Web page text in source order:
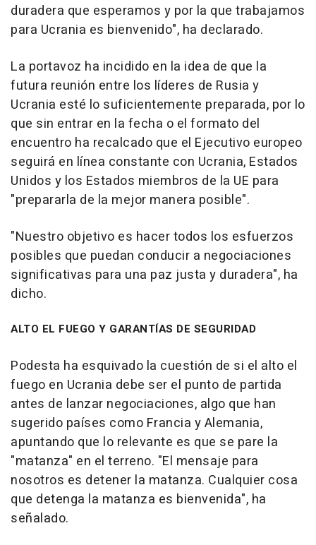
duradera que esperamos y por la que trabajamos
para Ucrania es bienvenido", ha declarado.
La portavoz ha incidido en la idea de que la
futura reunión entre los líderes de Rusia y
Ucrania esté lo suficientemente preparada, por lo
que sin entrar en la fecha o el formato del
encuentro ha recalcado que el Ejecutivo europeo
seguirá en línea constante con Ucrania, Estados
Unidos y los Estados miembros de la UE para
"prepararla de la mejor manera posible".
"Nuestro objetivo es hacer todos los esfuerzos
posibles que puedan conducir a negociaciones
significativas para una paz justa y duradera", ha
dicho.
ALTO EL FUEGO Y GARANTÍAS DE SEGURIDAD
Podesta ha esquivado la cuestión de si el alto el
fuego en Ucrania debe ser el punto de partida
antes de lanzar negociaciones, algo que han
sugerido países como Francia y Alemania,
apuntando que lo relevante es que se pare la
"matanza" en el terreno. "El mensaje para
nosotros es detener la matanza. Cualquier cosa
que detenga la matanza es bienvenida", ha
señalado.